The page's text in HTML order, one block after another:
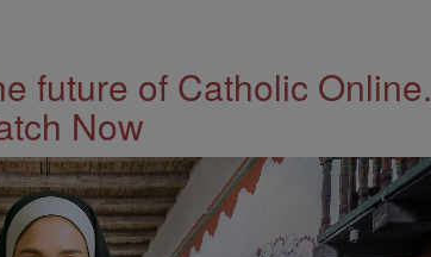
future of Catholic Online.
Now